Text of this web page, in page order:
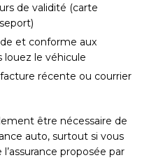
de validité (carte
et conforme aux
louez le véhicule
récente ou courrier
être nécessaire de
auto, surtout si vous
proposée par